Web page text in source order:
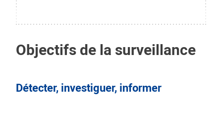
Objectifs de la surveillance
Détecter, investiguer, informer